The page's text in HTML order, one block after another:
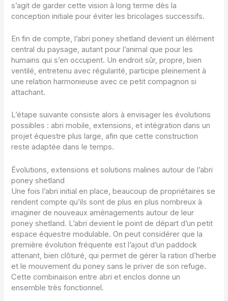
s’agit de garder cette vision à long terme dès la
conception initiale pour éviter les bricolages successifs.
En fin de compte, l’abri poney shetland devient un élément
central du paysage, autant pour l’animal que pour les
humains qui s’en occupent. Un endroit sûr, propre, bien
ventilé, entretenu avec régularité, participe pleinement à
une relation harmonieuse avec ce petit compagnon si
attachant.
L’étape suivante consiste alors à envisager les évolutions
possibles : abri mobile, extensions, et intégration dans un
projet équestre plus large, afin que cette construction
reste adaptée dans le temps.
Évolutions, extensions et solutions malines autour de l’abri
poney shetland
Une fois l’abri initial en place, beaucoup de propriétaires se
rendent compte qu’ils sont de plus en plus nombreux à
imaginer de nouveaux aménagements autour de leur
poney shetland. L’abri devient le point de départ d’un petit
espace équestre modulable. On peut considérer que la
première évolution fréquente est l’ajout d’un paddock
attenant, bien clôturé, qui permet de gérer la ration d’herbe
et le mouvement du poney sans le priver de son refuge.
Cette combinaison entre abri et enclos donne un
ensemble très fonctionnel.